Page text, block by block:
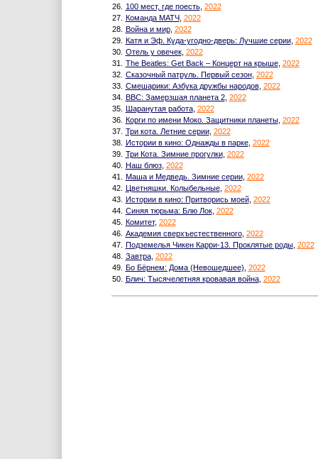
26.
100 мест, где поесть, 2022
27. Команда МАТЧ, 2022
28. Война и мир, 2022
29. Катя и Эф. Куда-угодно-дверь: Лучшие серии, 2022
30. Отель у овечек, 2022
31.
The Beatles: Get Back – Концерт на крыше, 2022
32. Сказочный патруль. Первый сезон, 2022
33. Смешарики: Азбука дружбы народов, 2022
34. BBC: Замерзшая планета 2, 2022
35. Шаранутая работа, 2022
36. Корги по имени Моко. Защитники планеты, 2022
37. Три кота. Летние серии, 2022
38. Истории в кино: Однажды в парке, 2022
39. Три Кота. Зимние прогулки, 2022
40. Наш блюз, 2022
41.
Маша и Медведь. Зимние серии, 2022
42. Цветняшки. Колыбельные, 2022
43. Истории в кино: Притворись моей, 2022
44. Синяя тюрьма: Блю Лок, 2022
45. Комитет, 2022
46. Академия сверхъестественного, 2022
47. Подземелья Чикен Карри-13. Проклятые роды, 2022
48. Завтра, 2022
49. Бо Бёрнем: Дома (Невошедшее) 2022
50. Блич: Тысячелетняя кровавая война, 2022